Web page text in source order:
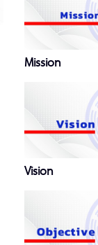
Mission
Vision